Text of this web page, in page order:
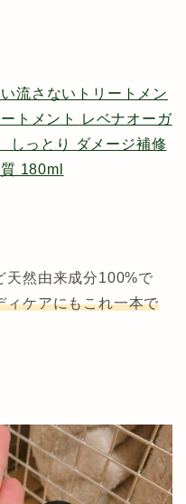
流さないトリートメン
トメント レベナオーガ
っとり ダメージ補修
180ml
天然由来成分100%で
ィケアにもこれ一本で